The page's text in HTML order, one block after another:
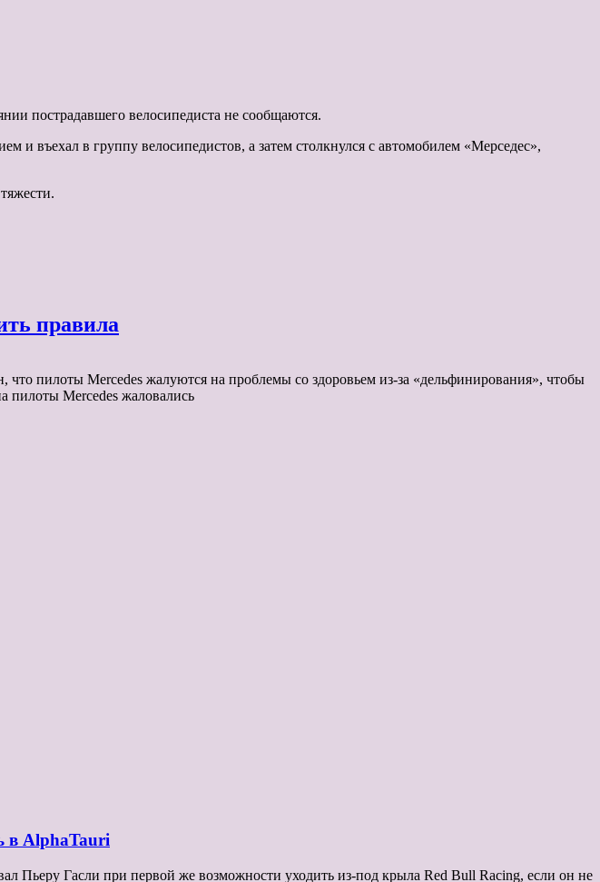
пострадавшего велосипедиста не сообщаются.
и въехал в группу велосипедистов, а затем столкнулся с автомобилем «Мерседес»,
правила
пилоты Mercedes жалуются на проблемы со здоровьем из-за «дельфинирования», чтобы
пилоты Mercedes жаловались
в AlphaTauri
Гасли при первой же возможности уходить из-под крыла Red Bull Racing, если он не